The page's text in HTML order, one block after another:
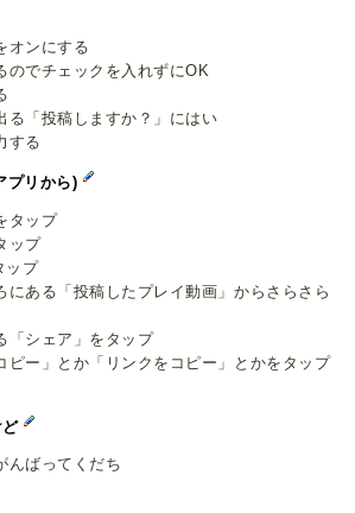
オンにする
でチェックを入れずにOK
「投稿しますか？」にはい
する
プリから)
タップ
ップ
ップ
ある「投稿したプレイ動画」からさらさら
「シェア」をタップ
ー」とか「リンクをコピー」とかをタップ
ど
んばってくだち